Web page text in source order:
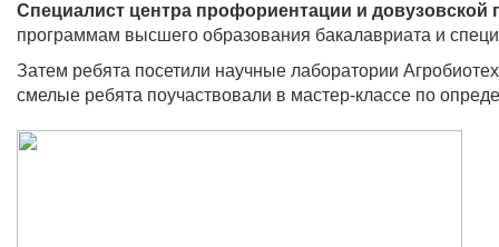
Специалист центра профориентации и довузовской
программам высшего образования бакалавриата и
Затем ребята посетили научные лаборатории
смелые ребята поучаствовали в мастер-классе по